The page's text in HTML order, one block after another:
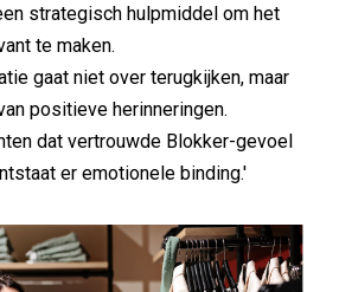
strategisch hulpmiddel om het
te maken.
gaat niet over terugkijken, maar
positieve herinneringen.
dat vertrouwde Blokker-gevoel
er emotionele binding.'